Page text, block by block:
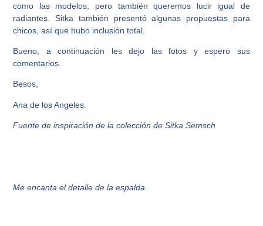
como las modelos, pero también queremos lucir igual de
radiantes. Sitka también presentó algunas propuestas para
chicos, así que hubo inclusión total.
Bueno, a continuación les dejo las fotos y espero sus
comentarios.
Besos,
Ana de los Angeles.
Fuente de inspiración de la colección de Sitka Semsch
Me encanta el detalle de la espalda.